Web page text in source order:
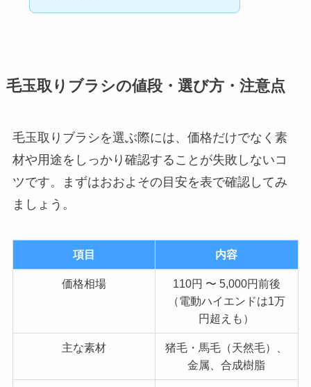
毛玉取りブラシの値段・選び方・注意点
毛玉取りブラシを選ぶ際には、価格だけでなく素
材や用途をしっかり確認することが失敗しないコ
ツです。まずはおおよその目安を表で確認してみ
ましょう。
項目 内容
価格相場
110円 〜 5,000円前後
（電動ハイエンドは1万
円超えも）
主な素材
猪毛・馬毛（天然毛）、
金属、合成樹脂